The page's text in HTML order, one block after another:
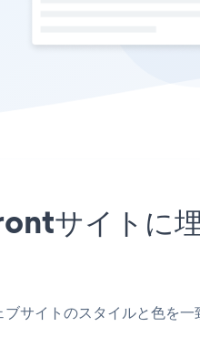
サイトに
サイトのスタイルと色を